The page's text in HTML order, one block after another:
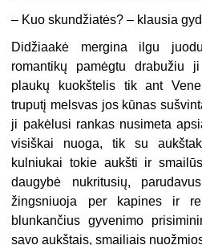
– Kuo skundžiatės? – klausia
Didžiaakė mergina ilgu
romantikų pamėgtu drabužiu
plaukų kuokštelis tik ant
truputį melsvas jos kūnas
ji pakėlusi rankas nusimeta
visiškai nuoga, tik su
kulniukai tokie aukšti ir
daugybė nukritusių,
žingsniuoja per kapines ir
blunkančius gyvenimo
savo aukštais, smailiais